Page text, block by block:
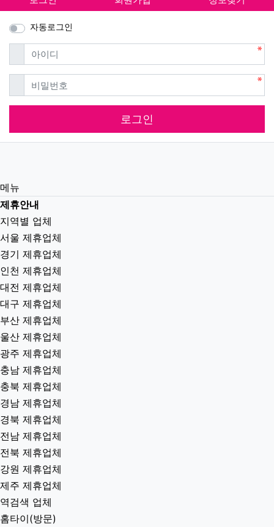
자동로그인
아이디필수
비밀번호필수
로그인
메뉴
제휴안내
지역별 업체
서울 제휴업체
경기 제휴업체
인천 제휴업체
대전 제휴업체
대구 제휴업체
부산 제휴업체
울산 제휴업체
광주 제휴업체
충남 제휴업체
충북 제휴업체
경남 제휴업체
경북 제휴업체
전남 제휴업체
전북 제휴업체
강원 제휴업체
제주 제휴업체
역검색 업체
홈타이(방문)